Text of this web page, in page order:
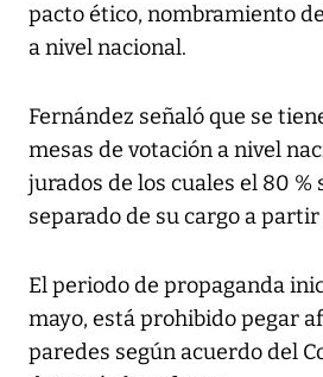
pacto ético, nombramiento
a nivel nacional.
Fernández señaló que se
mesas de votación a nivel
jurados de los cuales el 80 %
separado de su cargo a partir
El periodo de propaganda
mayo, está prohibido pegar
paredes según acuerdo del